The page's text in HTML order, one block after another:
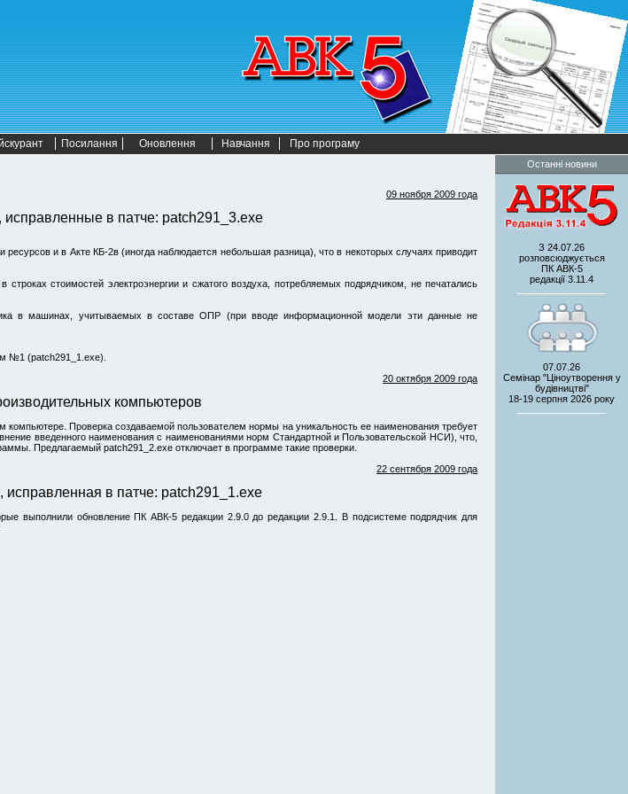
Посилання Оновлення Навчання
Про програму
09 ноября 2009 года
исправленные в патче: patch291_3.exe
ресурсов и в Акте КБ-2в (иногда наблюдается небольшая разница), что в некоторых случаях приводит
стоимостей электроэнергии и сжатого воздуха, потребляемых подрядчиком, не печатались
в машинах, учитываемых в составе ОПР (при вводе информационной модели эти данные не
№1 (patch291_1.exe).
20 октября 2009 года
компьютеров
Проверка создаваемой пользователем нормы на уникальность ее наименования требует
введенного наименования с наименованиями норм Стандартной и Пользовательской НСИ), что,
Предлагаемый patch291_2.exe отключает в программе такие проверки.
22 сентября 2009 года
исправленная в патче: patch291_1.exe
выполнили обновлениеПК АВК-5 редакции 2.9.0доредакции 2.9.1.
В подсистеме подрядчик для
Останні новини
З 24.07.26
розповсюджується
ПК АВК-5
редакції 3.11.4
07.07.26
Семінар "Ціноутворення у
будівництві"
18-19 серпня 2026 року